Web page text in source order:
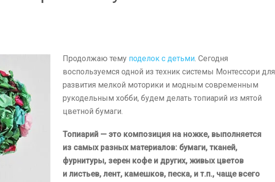
Продолжаю тему поделок с детьми. Сегодня
воспользуемся одной из техник системы Монтессори для
развития мелкой моторики и модным современным
рукодельным хобби, будем делать топиарий из мятой
цветной бумаги.
Топиарий — это композиция на ножке, выполняется
из самых разных материалов: бумаги, тканей,
фурнитуры, зерен кофе и других, живых цветов
и листьев, лент, камешков, песка, и т.п., чаще всего